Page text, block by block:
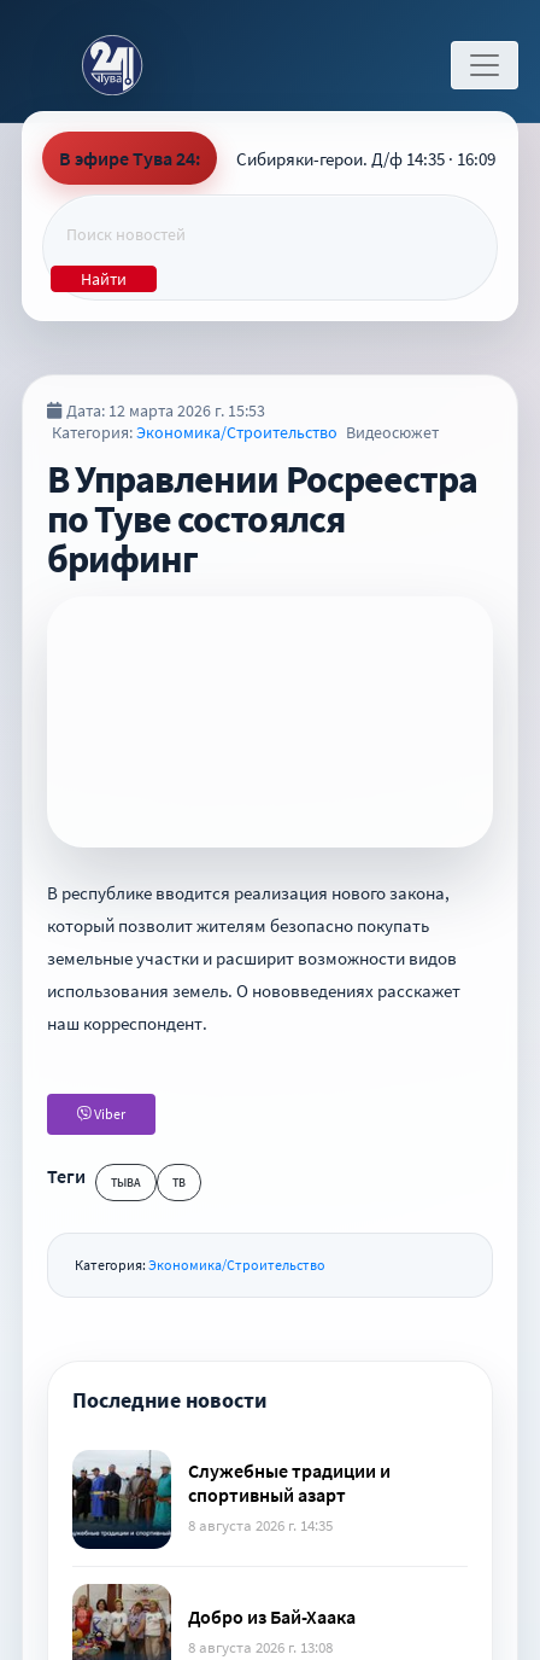
В эфире Тува 24: Сибиряки-герои. Д/ф 14:35 · 16:09
Найти
Дата: 12 марта 2026 г. 15:53
Категория:Экономика/Строительство Видеосюжет
В Управлении Росреестра
по Туве состоялся
брифинг
В республике вводится реализация нового закона,
который позволит жителям безопасно покупать
земельные участки и расширит возможности видов
использования земель. О нововведениях расскажет
наш корреспондент.
Viber
Теги ТЫВА ТВ
Категория: Экономика/Строительство
Последние новости
Служебные традиции и
спортивный азарт
8 августа 2026 г. 14:35
Добро из Бай-Хаака
8 августа 2026 г. 13:08